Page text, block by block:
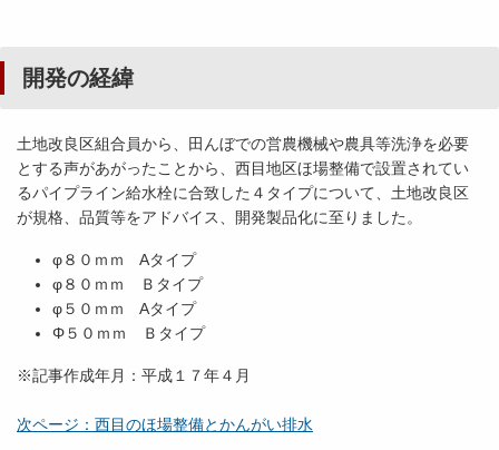
開発の経緯
土地改良区組合員から、田んぼでの営農機械や農具等洗浄を必要
とする声があがったことから、西目地区ほ場整備で設置されてい
るパイプライン給水栓に合致した４タイプについて、土地改良区
が規格、品質等をアドバイス、開発製品化に至りました。
φ８０ｍｍ Aタイプ
φ８０ｍｍ Ｂタイプ
φ５０ｍｍ Aタイプ
Φ５０ｍｍ Ｂタイプ
※記事作成年月：平成１７年４月
次ページ：西目のほ場整備とかんがい排水